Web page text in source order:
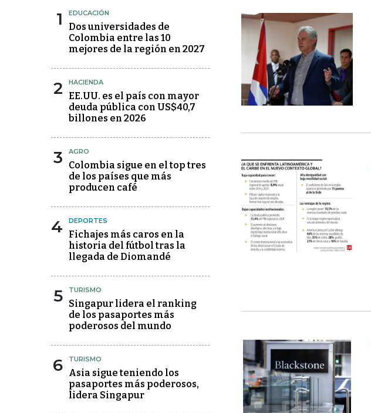
1 EDUCACIÓN
Dos universidades de
Colombia entre las 10
mejores de la región en 2027
2 HACIENDA
EE.UU. es el país con mayor
deuda pública con US$40,7
billones en 2026
3 AGRO
Colombia sigue en el top tres
de los países que más
producen café
4 DEPORTES
Fichajes más caros en la
historia del fútbol tras la
llegada de Diomandé
5 TURISMO
Singapur lidera el ranking
de los pasaportes más
poderosos del mundo
6 TURISMO
Asia sigue teniendo los
pasaportes más poderosos,
lidera Singapur